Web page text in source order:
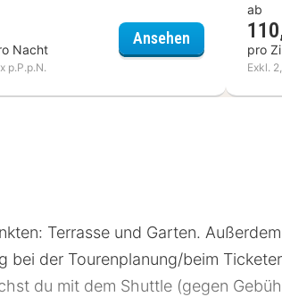
Nacht
p.P.p.N.
Ansehen Hotel Verlooy
ab
pro
Exkl.
Terrasse und Garten.
bei der Tourenplanung/beim
du mit dem Shuttle (gegen